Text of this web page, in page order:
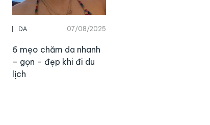
DA 07/08/2025
6 mẹo chăm da nhanh
– gọn – đẹp khi đi du
lịch